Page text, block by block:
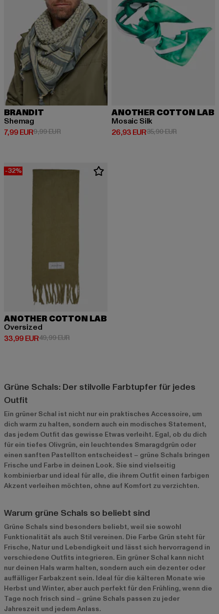
BRANDIT
Shemag
7,99 EUR
Derzeitiger Preis: 7,99 EUR
9,99 EURAktionspreis: 9,99 EUR
ANOTHER COTTON LAB
Mosaic Silk
26,93 EUR
Derzeitiger Preis: 26,93 EUR
35,90 EURAktionspreis:
-32%
ANOTHER COTTON LAB
Oversized
33,99 EUR
Derzeitiger Preis: 33,99 EUR
49,99 EURAktionspreis: 49,99 EUR
Grüne Schals: Der stilvolle Farbtupfer für jedes
Outfit
Ein grüner Schal ist nicht nur ein praktisches Accessoire, um
dich warm zu halten, sondern auch ein modisches Statement,
das jedem Outfit das gewisse Etwas verleiht. Egal, ob du dich
für ein tiefes Olivgrün, ein leuchtendes Smaragdgrün oder
einen sanften Pastellton entscheidest – grüne Schals bringen
Frische und Farbe in deinen Look. Sie sind vielseitig
kombinierbar und ideal für alle, die ihrem Outfit einen farbigen
Akzent verleihen möchten, ohne auf Komfort zu verzichten.
Warum grüne Schals so beliebt sind
Grüne Schals sind besonders beliebt, weil sie sowohl
Funktionalität als auch Stil vereinen. Die Farbe Grün steht für
Frische, Natur und Lebendigkeit und lässt sich hervorragend in
verschiedene Outfits integrieren. Ein grüner Schal kann nicht
nur deinen Hals warm halten, sondern auch ein dezenter oder
auffälliger Farbakzent sein. Ideal für die kälteren Monate wie
Herbst und Winter, aber auch perfekt für den Frühling, wenn die
Tage noch frisch sind – grüne Schals passen zu jeder
Jahreszeit und jedem Anlass.